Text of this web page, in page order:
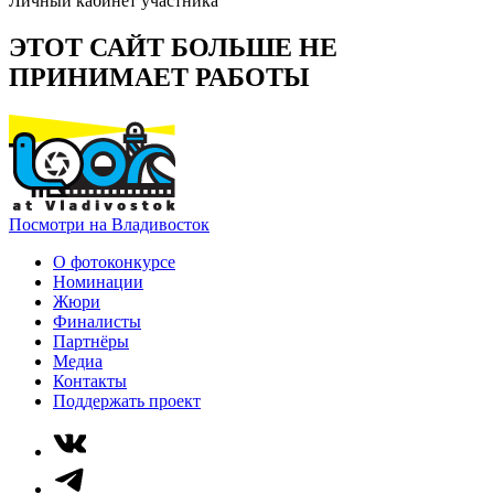
ЭТОТ САЙТ БОЛЬШЕ НЕ
ПРИНИМАЕТ РАБОТЫ
Посмотри на Владивосток
О фотоконкурсе
Номинации
Жюри
Финалисты
Партнёры
Медиа
Контакты
Поддержать проект